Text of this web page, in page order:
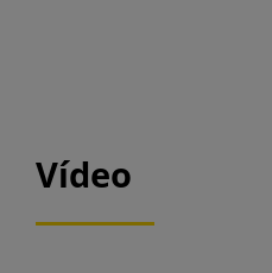
Vídeo